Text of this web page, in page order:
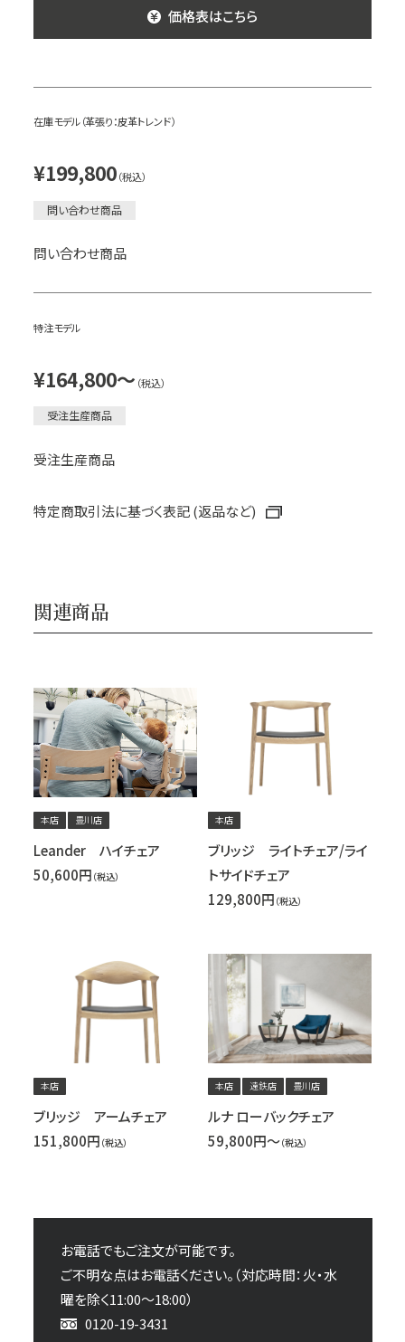
価格表はこちら
在庫モデル（革張り：皮革トレンド）
¥199,800（税込）
問い合わせ商品
問い合わせ商品
特注モデル
¥164,800～ （税込）
受注生産商品
受注生産商品
特定商取引法に基づく表記 (返品など)
関連商品
本店 豊川店
Leander ハイチェア
50,600円 （税込）
本店
ブリッジ ライトチェア/ライ
トサイドチェア
129,800円 （税込）
本店
ブリッジ アームチェア
151,800円 （税込）
本店 遠鉄店 豊川店
ルナ ローバックチェア
59,800円～（税込）
お電話でもご注文が可能です。
ご不明な点はお電話ください。（対応時間：火・水
曜を除く11:00～18:00）
0120-19-3431